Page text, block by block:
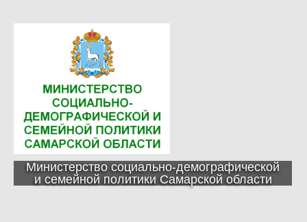
Министерство социально-демографической
и семейной политики Самарской области